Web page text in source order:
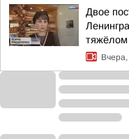
Двое
тяжёлом